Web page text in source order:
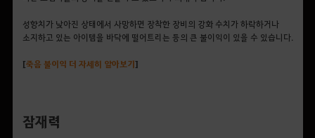
성향치가 낮아진 상태에서 사망하면 장착한 장비의 강화 수치가 하락하거나
소지하고 있는 아이템을 바닥에 떨어트리는 등의 큰 불이익이 있을 수 있습니다.
[죽음 불이익 더 자세히 알아보기]
잠재력